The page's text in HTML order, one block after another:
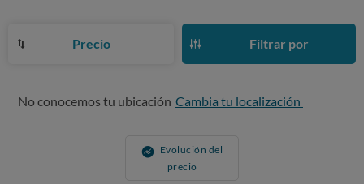
Precio Filtrar por
No conocemos tu ubicación Cambia tu localización
Evolución del
precio